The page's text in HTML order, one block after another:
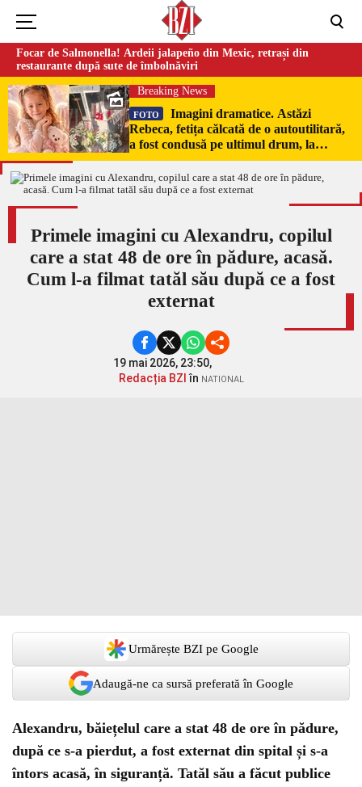
Focar de Salmonella! Ardeii jalapeño din Mexic, retrași din
restaurante după sute de îmbolnăviri
Breaking News
FOTO
Imagini dramatice. Astăzi
Rebeca, fetița călcată de o autoutilitară,
a fost condusă pe ultimul drum, la
Poduri. În sicriul alb al micuței au fost
puși pumni de bani și jucării –
EXCLUSIV
Primele imagini cu Alexandru, copilul
care a stat 48 de ore în pădure, acasă.
Cum l-a filmat tatăl său după ce a fost
externat
19 mai 2026, 23:50,
Redacția BZI în NATIONAL
Urmărește BZI pe Google
Adaugă-ne ca sursă preferată în Google
Alexandru, băiețelul care a stat 48 de ore în pădure,
după ce s-a pierdut, a fost externat din spital și s-a
întors acasă, în siguranță. Tatăl său a făcut publice